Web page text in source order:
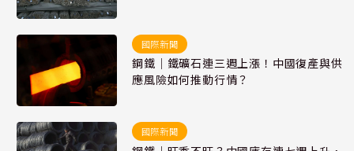
國際新聞
鋼鐵｜鐵礦石連三週上漲！中國復產與供
應風險如何推動行情？
國際新聞